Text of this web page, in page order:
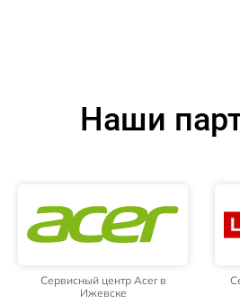
Наши
Сервисный центр Acer в
Ижевске